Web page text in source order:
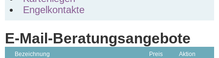
Engelkontakte
E-Mail-Beratungsangebote
Bezeichnung Preis
Aktion